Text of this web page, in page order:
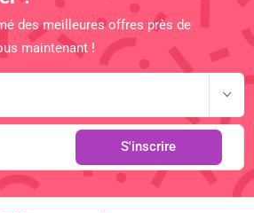
des meilleures offres près de
maintenant !
S'inscrire